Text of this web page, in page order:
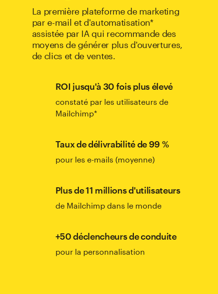
La première plateforme de marketing
par e-mail et d'automatisation*
assistée par IA qui recommande des
moyens de générer plus d'ouvertures,
de clics et de ventes.
ROI jusqu'à 30 fois plus élevé
constaté par les utilisateurs de
Mailchimp*
Taux de délivrabilité de 99 %
pour les e-mails (moyenne)
Plus de 11 millions d'utilisateurs
de Mailchimp dans le monde
+50 déclencheurs de conduite
pour la personnalisation